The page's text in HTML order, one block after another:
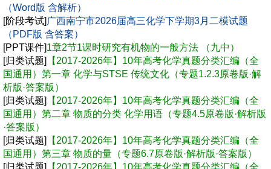
（Word版 含解析）
[阶段考试] 广西南宁市2026届高三化学下学期3月二模试题
（PDF版 含答案）
[PPT课件]1章2节1课时研究有机物的一般方法 （九中）
[归类试题]
【2017-2026年】10年高考化学真题分类汇编（全
国通用）第一章 化学与STSE 传统文化（专题1.2.3原卷版·解
析版·答案版）
[归类试题]
【2017-2026年】10年高考化学真题分类汇编（全
国通用）第二章 物质的分类 化学用语（专题4.5原卷版·解析版
·答案版）
[归类试题]
【2017-2026年】10年高考化学真题分类汇编（全
国通用）第三章 物质的量（专题6.7原卷版·解析版·答案版）
[归类试题]
【2017-2026年】10年高考化学真题分类汇编（全